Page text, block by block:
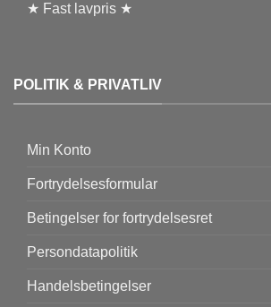
★ Fast lavpris ★
POLITIK & PRIVATLIV
Min Konto
Fortrydelsesformular
Betingelser for fortrydelsesret
Persondatapolitik
Handelsbetingelser